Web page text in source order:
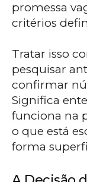
promessa
critérios
Tratar isso
pesquisar
confirmar
Significa
funciona na
o que está
forma